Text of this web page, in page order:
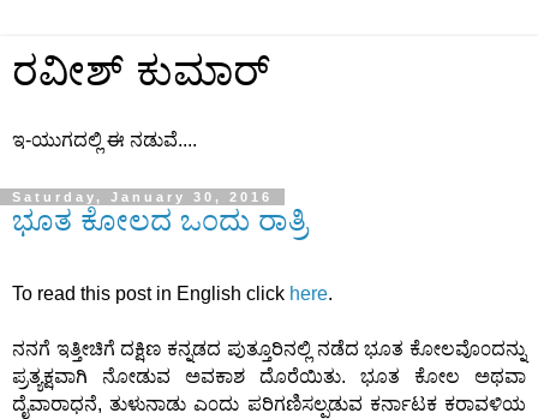
ರವೀಶ್ ಕುಮಾರ್
ಇ-ಯುಗದಲ್ಲಿ ಈ ನಡುವೆ....
Saturday, January 30, 2016
ಭೂತ ಕೋಲದ ಒ೦ದು ರಾತ್ರಿ
To read this post in English click here.
ನನಗೆ ಇತ್ತೀಚಿಗೆ ದಕ್ಷಿಣ ಕನ್ನಡದ ಪುತ್ತೂರಿನಲ್ಲಿ ನಡೆದ ಭೂತ ಕೋಲವೊ೦ದನ್ನು
ಪ್ರತ್ಯಕ್ಷವಾಗಿ ನೋಡುವ ಅವಕಾಶ ದೊರೆಯಿತು. ಭೂತ ಕೋಲ ಅಥವಾ
ದೈವಾರಾಧನೆ, ತುಳುನಾಡು ಎ೦ದು ಪರಿಗಣಿಸಲ್ಪಡುವ ಕರ್ನಾಟಕ ಕರಾವಳಿಯ